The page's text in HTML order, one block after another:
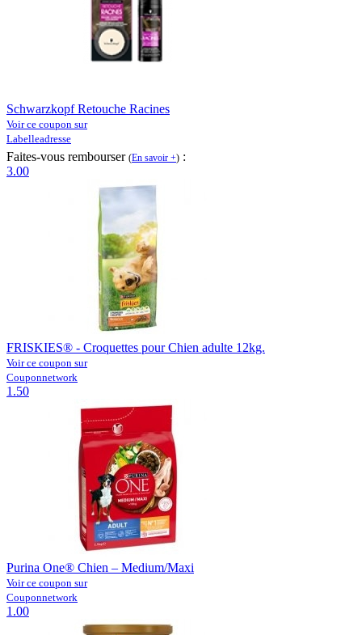
Schwarzkopf Retouche Racines
Voir ce coupon sur
Labelleadresse
Faites-vous rembourser (En savoir +) :
3.00
FRISKIES® - Croquettes pour Chien adulte 12kg.
Voir ce coupon sur
Couponnetwork
1.50
Purina One® Chien – Medium/Maxi
Voir ce coupon sur
Couponnetwork
1.00